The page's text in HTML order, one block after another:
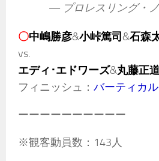
— プロレスリング・ノ
〇中嶋勝彦&小峠篤司 &石森
vs.
エディ･エドワーズ&丸藤正
フィニッシュ： バーティカ
ーーーーーーーーーー
※観客動員数：143人